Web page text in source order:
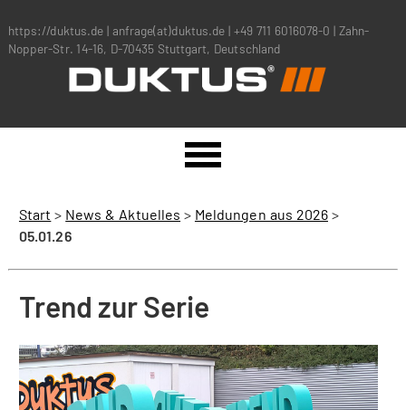
https://duktus.de | anfrage(at)duktus.de | +49 711 6016078-0 | Zahn-
Nopper-Str. 14-16, D-70435 Stuttgart, Deutschland
Start > News & Aktuelles > Meldungen aus 2026>
05.01.26
Trend zur Serie